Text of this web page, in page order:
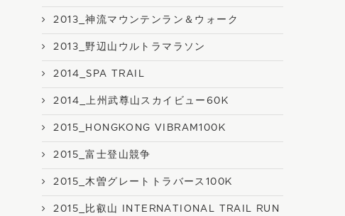
2013_神流マウンテンラン＆ウォーク
2013_野辺山ウルトラマラソン
2014_SPA TRAIL
2014_上州武尊山スカイビュー60K
2015_HONGKONG VIBRAM100K
2015_富士登山競争
2015_木曽グレートトラバース100K
2015_比叡山 INTERNATIONAL TRAIL RUN